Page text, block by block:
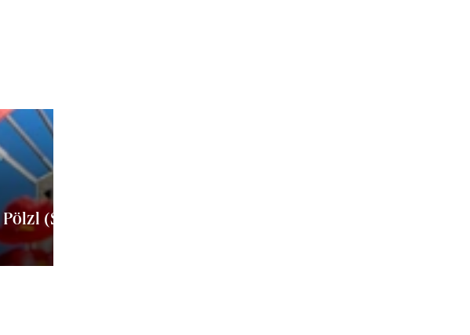
(Schwammerlwirt)